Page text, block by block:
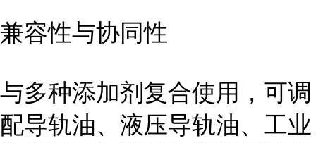
兼容性与协同性
与多种添加剂复合使用，可调
配导轨油、液压导轨油、工业